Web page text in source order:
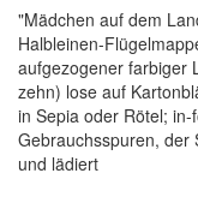
"Mädchen auf dem
Halbleinen-
aufgezogener farbiger
zehn) lose auf
in Sepia oder Rötel;
Gebrauchsspuren, der
und lädiert